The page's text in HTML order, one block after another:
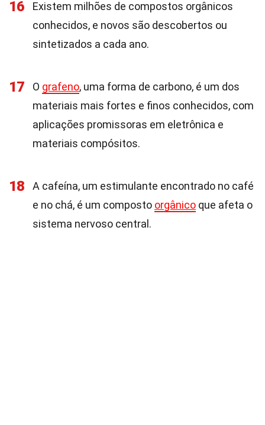
16
Existem milhões de compostos orgânicos
conhecidos, e novos são descobertos ou
sintetizados a cada ano.
17 O grafeno, uma forma de carbono, é um dos
materiais mais fortes e finos conhecidos, com
aplicações promissoras em eletrônica e
materiais compósitos.
18
A cafeína, um estimulante encontrado no café
e no chá, é um composto orgânico que afeta o
sistema nervoso central.